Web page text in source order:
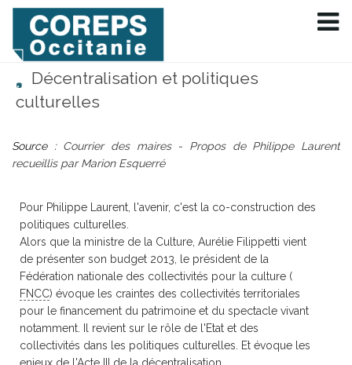
Décentralisation et politiques
culturelles
Source : Courrier des maires - Propos de Philippe Laurent
recueillis par Marion Esquerré
Pour Philippe Laurent, l'avenir, c'est la co-construction des
politiques culturelles.
Alors que la ministre de la Culture, Aurélie Filippetti vient
de présenter son budget 2013, le président de la
Fédération nationale des collectivités pour la culture (
FNCC) évoque les craintes des collectivités territoriales
pour le financement du patrimoine et du spectacle vivant
notamment. Il revient sur le rôle de l'Etat et des
collectivités dans les politiques culturelles. Et évoque les